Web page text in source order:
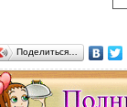
Поделиться…